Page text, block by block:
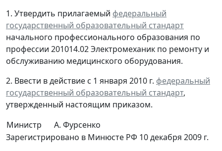
1. Утвердить прилагаемый федеральный
государственный образовательный стандарт
начального профессионального образования по
профессии 201014.02 Электромеханик по ремонту и
обслуживанию медицинского оборудования.
2. Ввести в действие с 1 января 2010 г. федеральный
государственный образовательный стандарт,
утвержденный настоящим приказом.
Министр
А. Фурсенко
Зарегистрировано в Минюсте РФ 10 декабря 2009 г.